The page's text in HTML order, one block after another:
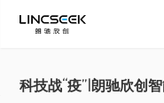
科技战“疫”|朗驰欣创